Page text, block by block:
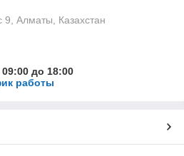
Алматы, Казахстан
до 18:00
работы